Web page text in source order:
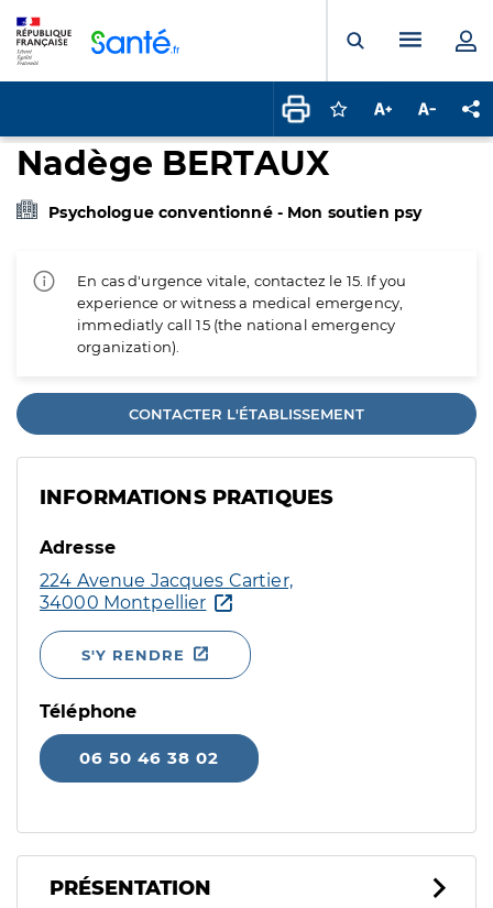
Ouvrir laMenu
Connectez-vous
Augmenter la
Nadège BERTAUX
Psychologue conventionné - Mon soutien psy
En cas d'urgence vitale, contactez le 15. If you
experience or witness a medical emergency,
immediatly call 15 (the national emergency
organization).
CONTACTER L'ÉTABLISSEMENT
INFORMATIONS PRATIQUES
Adresse
224 Avenue Jacques Cartier,
34000 Montpellier
S'Y RENDRE
Téléphone
06 50 46 38 02
PRÉSENTATION